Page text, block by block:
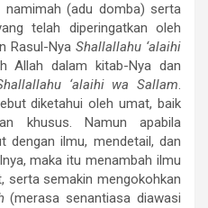
namimah (adu domba) serta
telah diperingatkan oleh
Rasul-Nya Shallallahu ‘alaihi
Allah dalam kitab-Nya dan
‘alaihi wa Sallam.
diketahui oleh umat, baik
khusus. Namun apabila
dengan ilmu, mendetail, dan
maka itu menambah ilmu
serta semakin mengokohkan
(merasa senantiasa diawasi